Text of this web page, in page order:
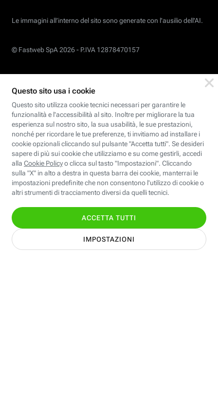
Le immagini all’interno del sito sono generate con l'ausilio dell'AI.
© Fastweb SpA 2026 - P.IVA 12878470157